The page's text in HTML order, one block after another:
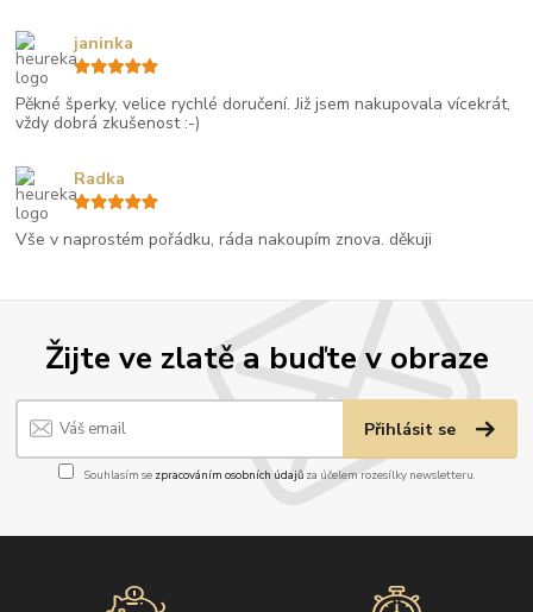
Žijte ve zlatě a buďte v obraze
Přihlásit se
Souhlasím se zpracováním osobních údajůza účelem rozesílky newsletteru.
Pěkné šperky, velice rychlé doručení. Již jsem nakupovala vícekrát,
vždy dobrá zkušenost :-)
janinka
Vše v naprostém pořádku, ráda nakoupím znova. děkuji
Radka